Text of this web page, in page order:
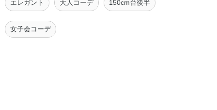
エレガント 大人コーデ 150cm台後半
女子会コーデ